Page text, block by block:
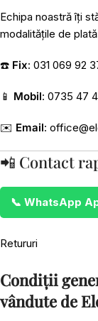
Echipa noastră îți
modalitățile de
☎️ Fix: 031 069 92
📱 Mobil: 0735 47
✉️ Email:
📲 Contact
📞 WhatsApp
Retururi
Condiții
vândute de